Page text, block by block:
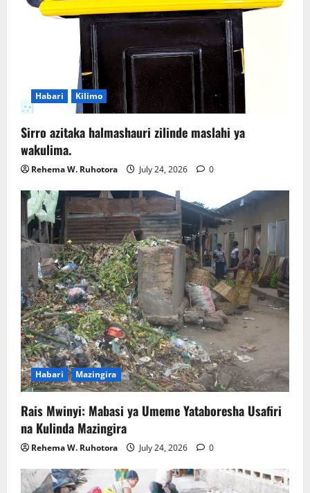
Habari Kilimo
Sirro azitaka halmashauri zilinde maslahi ya
wakulima.
Rehema W. Ruhotora July 24, 2026 0
Habari Mazingira
Rais Mwinyi: Mabasi ya Umeme Yataboresha Usafiri
na Kulinda Mazingira
Rehema W. Ruhotora July 24, 2026 0